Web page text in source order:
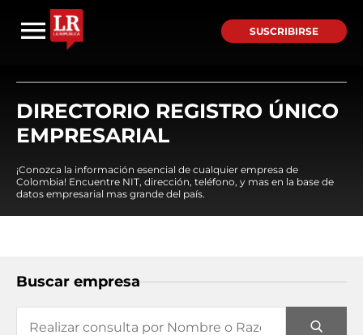
SUSCRIBIRSE
DIRECTORIO REGISTRO ÚNICO
EMPRESARIAL
¡Conozca la información esencial de cualquier empresa de
Colombia! Encuentre NIT, dirección, teléfono, y mas en la base de
datos empresarial mas grande del país.
Buscar empresa